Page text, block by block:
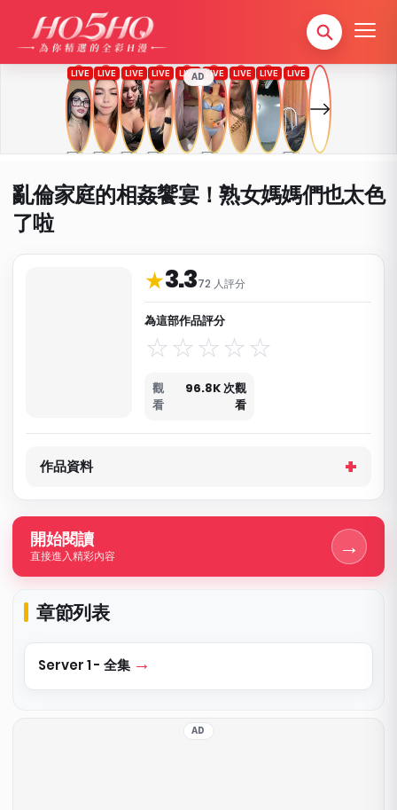
AD
亂倫家庭的相姦饗宴！熟女媽媽們也太色
了啦
★3.372 人評分
為這部作品評分
觀
看
96.8K 次觀
看
作品資料與分類
作品資料
開始閱讀
直接進入精彩內容 →
章節列表
Server 1 - 全集
AD